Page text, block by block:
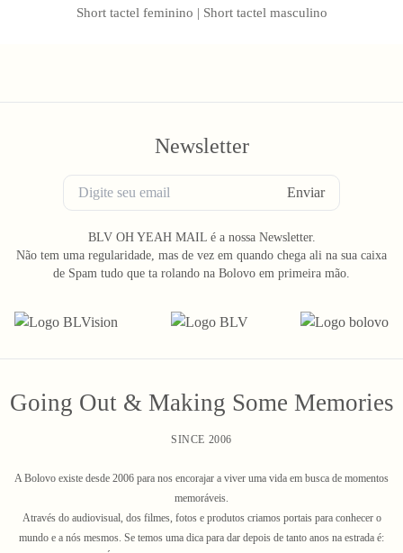
Short tactel feminino | Short tactel masculino
Newsletter
Enviar
BLV OH YEAH MAIL é a nossa Newsletter.
Não tem uma regularidade, mas de vez em quando chega ali na sua caixa
de Spam tudo que ta rolando na Bolovo em primeira mão.
Going Out & Making Some Memories
SINCE 2006
A Bolovo existe desde 2006 para nos encorajar a viver uma vida em busca de momentos
memoráveis.
Através do audiovisual, dos filmes, fotos e produtos criamos portais para conhecer o
mundo e a nós mesmos. Se temos uma dica para dar depois de tanto anos na estrada é: